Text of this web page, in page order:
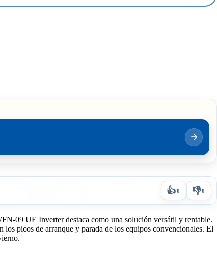
👍0 👎0
09 UE Inverter destaca como una solución versátil y rentable.
los picos de arranque y parada de los equipos convencionales. El